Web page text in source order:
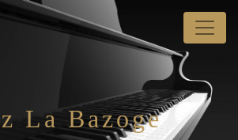
des cookies
La Bazoge